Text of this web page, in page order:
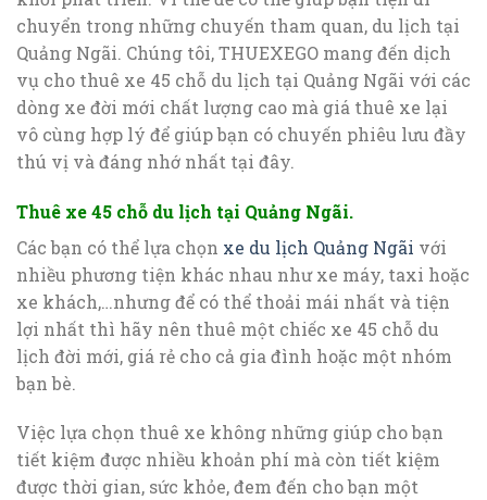
chuyển trong những chuyến tham quan, du lịch tại
Quảng Ngãi. Chúng tôi, THUEXEGO mang đến dịch
vụ cho thuê xe 45 chỗ du lịch tại Quảng Ngãi với các
dòng xe đời mới chất lượng cao mà giá thuê xe lại
vô cùng hợp lý để giúp bạn có chuyến phiêu lưu đầy
thú vị và đáng nhớ nhất tại đây.
Thuê xe 45 chỗ du lịch tại Quảng Ngãi.
Các bạn có thể lựa chọn xe du lịch Quảng Ngãi với
nhiều phương tiện khác nhau như xe máy, taxi hoặc
xe khách,…nhưng để có thể thoải mái nhất và tiện
lợi nhất thì hãy nên thuê một chiếc xe 45 chỗ du
lịch đời mới, giá rẻ cho cả gia đình hoặc một nhóm
bạn bè.
Việc lựa chọn thuê xe không những giúp cho bạn
tiết kiệm được nhiều khoản phí mà còn tiết kiệm
được thời gian, sức khỏe, đem đến cho bạn một